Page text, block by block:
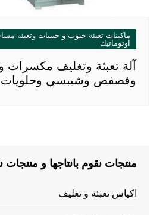
ماكينات تعبئة حبوب و حبيبات وتعبئة
اوتوماتيك
آلة تعبئة وتغليف
وفصفص وشيبسي
منتجات نقوم بانتاجها و منتجات
اكياس تعبئة و تغليف